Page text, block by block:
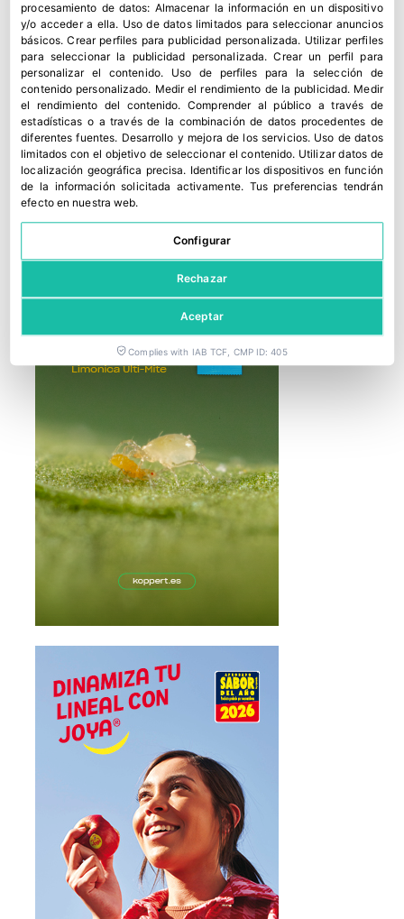
FRUIT LOGISTICA reúne a los principales compradores del
sector de la fruta fresca
25 junio, 2026
procesamiento de datos: Almacenar la información en un dispositivo
y/o acceder a ella. Uso de datos limitados para seleccionar anuncios
básicos.Crear perfiles para publicidad personalizada. Utilizar perfiles
para seleccionar la publicidad personalizada.Crear un perfil para
personalizar el contenido. Uso de perfiles para la selección de
contenido personalizado. Medir el rendimiento de la publicidad. Medir
el rendimiento del contenido.Comprender al público a través de
estadísticas o a través de la combinación de datos procedentes de
diferentes fuentes. Desarrollo y mejora de los servicios. Uso de datos
limitados con el objetivo de seleccionar el contenido. Utilizar datos de
localización geográfica precisa. Identificar los dispositivos en función
de la información solicitada activamente. Tus preferencias tendrán
efecto en nuestra web.
Configurar
Rechazar
Aceptar
Complies with IAB TCF, CMP ID: 405